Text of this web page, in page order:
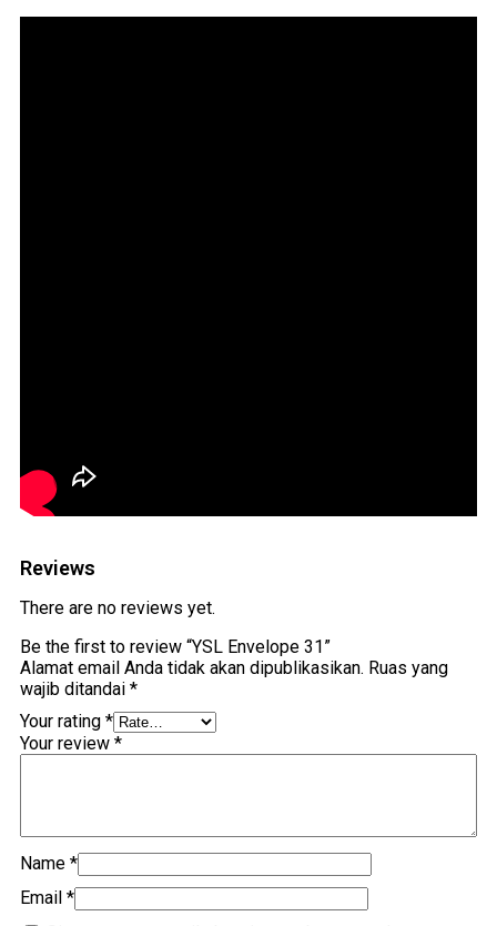
Reviews
There are no reviews yet.
Be the first to review “YSL Envelope 31”
Alamat email Anda tidak akan dipublikasikan. Ruas yang
wajib ditandai *
Your rating *
Your review *
Name *
Email *